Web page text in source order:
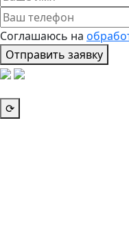
Соглашаюсь на
Отправить заявку
⟳